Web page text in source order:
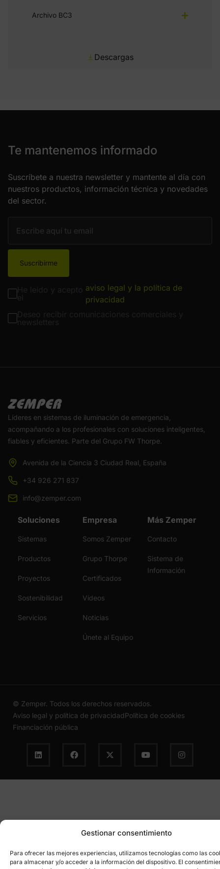
Gestionar consentimiento
Para ofrecer las mejores experiencias, utilizamos tecnologías como las
para almacenar y/o acceder a la información del dispositivo. El
Descargas
Archivo BC3
Te mantenemos informado
Suscríbete a nuestra newsletter y mantente al día con
nuestros productos, información técnica y novedades
del sector.
Suscribirme
aviso legal y la política de
privacidad
Líderes en sistemas de iluminación de emergencia,
acompañando a los profesionales con soluciones inteligentes,
fiables y eficientes. Parte del Grupo FW Thorpe.
Avenida de la Ciencia 3 Ciudad Real, España
+34 926 271 837
info@zemper.com
Soluciones
Sistemas
Productos
Proyectos
Sostenibilidad
Servicios
Empresa
Somos Zemper
Grupo Thorpe
Certificados
Vídeos
Noticias
Únete al Equipo
Más Zemper
Contacto
Sistema de
Información
© Zemper. Todos los derechos reservados.
Aviso legal y política de privacidadPolítica de cookies
Financiación pública